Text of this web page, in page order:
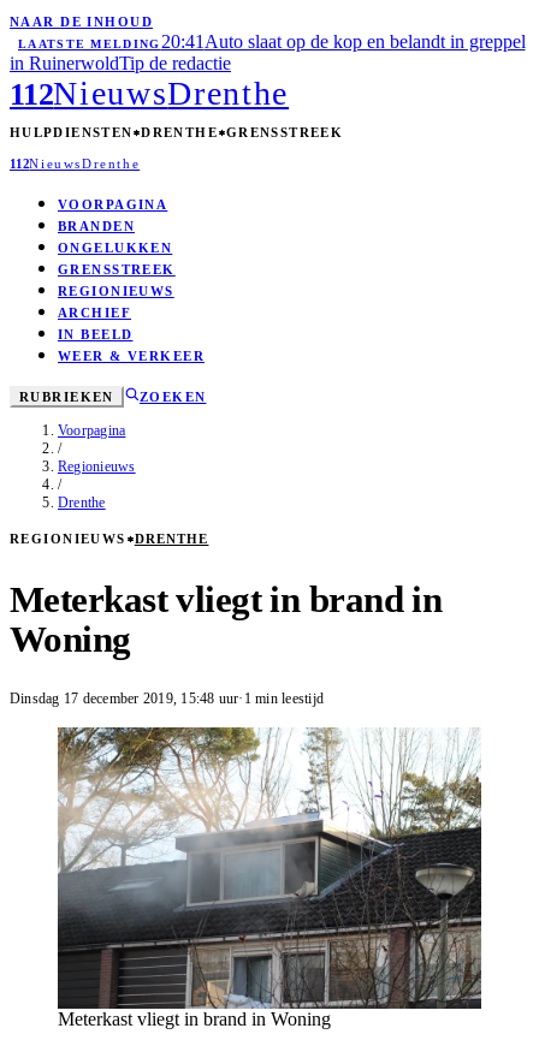
NAAR DE INHOUD
LAATSTE MELDING 20:41 Auto slaat op de kop en belandt in greppel
in RuinerwoldTip de redactie
112NieuwsDrenthe
HULPDIENSTEN DRENTHE GRENSSTREEK
112NieuwsDrenthe
VOORPAGINA
BRANDEN
ONGELUKKEN
GRENSSTREEK
REGIONIEUWS
ARCHIEF
IN BEELD
WEER & VERKEER
RUBRIEKEN ZOEKEN
Voorpagina
/
Regionieuws
/
Drenthe
REGIONIEUWS DRENTHE
Meterkast vliegt in brand in
Woning
Dinsdag 17 december 2019, 15:48 uur· 1 min leestijd
Meterkast vliegt in brand in Woning